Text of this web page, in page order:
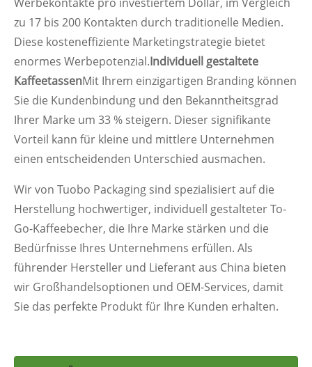
zu 17 bis 200 Kontakten durch traditionelle Medien.
Diese kosteneffiziente Marketingstrategie bietet
enormes Werbepotenzial.Individuell gestaltete
KaffeetassenMit Ihrem einzigartigen Branding können
Sie die Kundenbindung und den Bekanntheitsgrad
Ihrer Marke um 33 % steigern. Dieser signifikante
Vorteil kann für kleine und mittlere Unternehmen
einen entscheidenden Unterschied ausmachen.
Wir von Tuobo Packaging sind spezialisiert auf die
Herstellung hochwertiger, individuell gestalteter To-
Go-Kaffeebecher, die Ihre Marke stärken und die
Bedürfnisse Ihres Unternehmens erfüllen. Als
führender Hersteller und Lieferant aus China bieten
wir Großhandelsoptionen und OEM-Services, damit
Sie das perfekte Produkt für Ihre Kunden erhalten.